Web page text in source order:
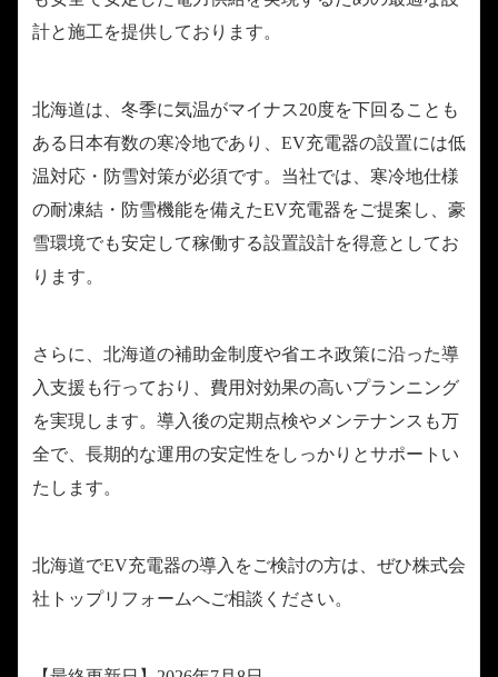
計と施工を提供しております。
北海道は、冬季に気温がマイナス20度を下回ることも
ある日本有数の寒冷地であり、EV充電器の設置には低
温対応・防雪対策が必須です。当社では、寒冷地仕様
の耐凍結・防雪機能を備えたEV充電器をご提案し、豪
雪環境でも安定して稼働する設置設計を得意としてお
ります。
さらに、北海道の補助金制度や省エネ政策に沿った導
入支援も行っており、費用対効果の高いプランニング
を実現します。導入後の定期点検やメンテナンスも万
全で、長期的な運用の安定性をしっかりとサポートい
たします。
北海道でEV充電器の導入をご検討の方は、ぜひ株式会
社トップリフォームへご相談ください。